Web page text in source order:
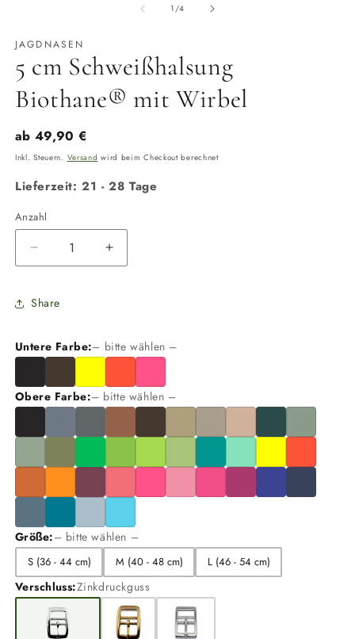
1/von
4
JAGDNASEN
5 cm Schweißhalsung
Biothane® mit Wirbel
Normaler
Preis
ab 49,90 €
Inkl. Steuern. Versand wird beim Checkout berechnet
Lieferzeit: 21 - 28 Tage
Anzahl
Anzahl
Verringere
die
für
Schweißhalsung
mit
Wirbel
Erhöhe
die
Schweißhalsung
mit
Wirbel
Share
Untere Farbe:– bitte wählen –
Obere Farbe:– bitte wählen –
Größe:– bitte wählen –
S (36 - 44 cm) M (40 - 48 cm) L (46 - 54 cm)
Verschluss:Zinkdruckguss